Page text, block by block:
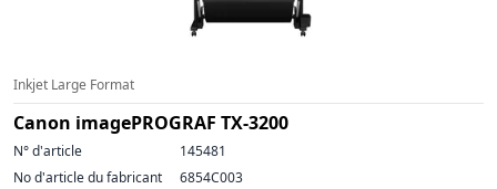
Inkjet Large Format
Canon imagePROGRAF TX-3200
N° d'article
145481
No d'article du fabricant
6854C003